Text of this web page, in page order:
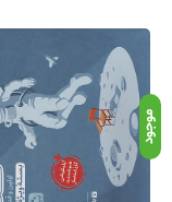
موجود